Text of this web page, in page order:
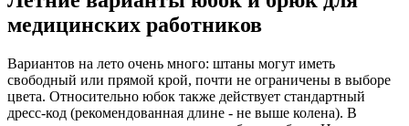
медицинских работников
Вариантов на лето очень много: штаны могут иметь
свободный или прямой крой, почти не ограничены в выборе
цвета. Относительно юбок также действует стандартный
дресс-код (рекомендованная длине - не выше колена). В